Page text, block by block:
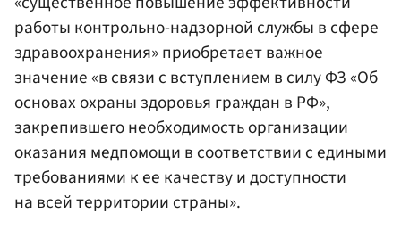
работы контрольно-надзорной службы в сфере
здравоохранения» приобретает важное
значение «в связи с вступлением в силу ФЗ «Об
основах охраны здоровья граждан в РФ»,
закрепившего необходимость организации
оказания медпомощи в соответствии с едиными
требованиями к ее качеству и доступности
на всей территории страны».